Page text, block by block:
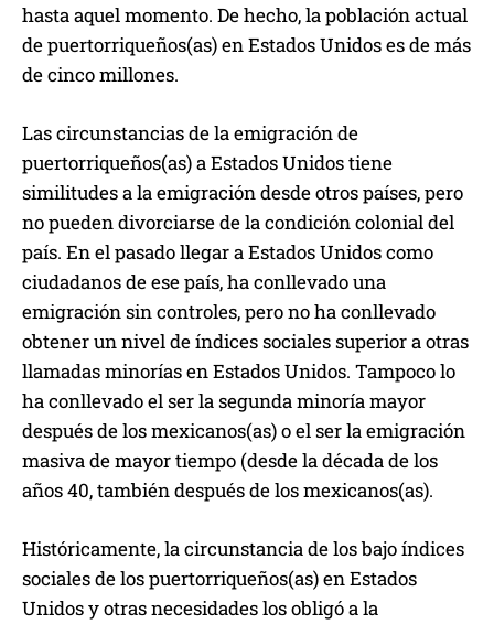
hasta aquel momento. De hecho, la población actual
de puertorriqueños(as) en Estados Unidos es de más
de cinco millones.
Las circunstancias de la emigración de
puertorriqueños(as) a Estados Unidos tiene
similitudes a la emigración desde otros países, pero
no pueden divorciarse de la condición colonial del
país. En el pasado llegar a Estados Unidos como
ciudadanos de ese país, ha conllevado una
emigración sin controles, pero no ha conllevado
obtener un nivel de índices sociales superior a otras
llamadas minorías en Estados Unidos. Tampoco lo
ha conllevado el ser la segunda minoría mayor
después de los mexicanos(as) o el ser la emigración
masiva de mayor tiempo (desde la década de los
años 40, también después de los mexicanos(as).
Históricamente, la circunstancia de los bajo índices
sociales de los puertorriqueños(as) en Estados
Unidos y otras necesidades los obligó a la